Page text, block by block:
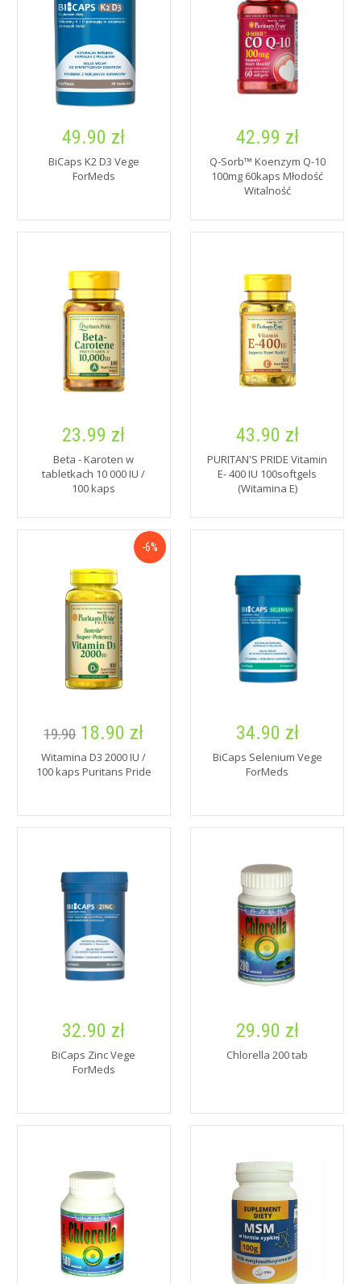
49.90 zł
BiCaps K2 D3 Vege
ForMeds
42.99 zł
Q-Sorb™ Koenzym Q-10
100mg 60kaps Młodość
Witalność
23.99 zł
Beta - Karoten w
tabletkach 10 000 IU /
100 kaps
43.90 zł
PURITAN'S PRIDE Vitamin
E- 400 IU 100softgels
(Witamina E)
-6%
19.9018.90 zł
Witamina D3 2000 IU /
100 kaps Puritans Pride
34.90 zł
BiCaps Selenium Vege
ForMeds
32.90 zł
BiCaps Zinc Vege
ForMeds
29.90 zł
Chlorella 200 tab